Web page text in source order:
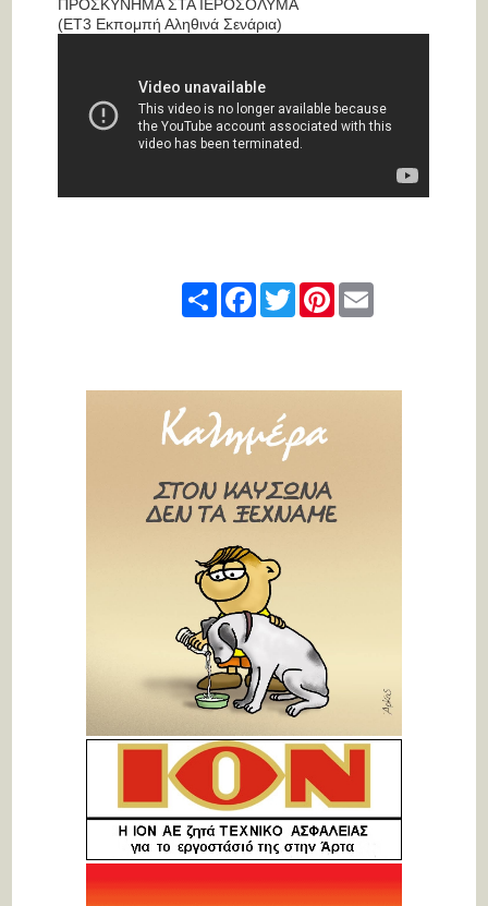
ΠΡΟΣΚΥΝΗΜΑ ΣΤΑ ΙΕΡΟΣΟΛΥΜΑ
(ΕΤ3 Εκπομπή Αληθινά Σενάρια)
ShareFacebook
TwitterPinterestEmail